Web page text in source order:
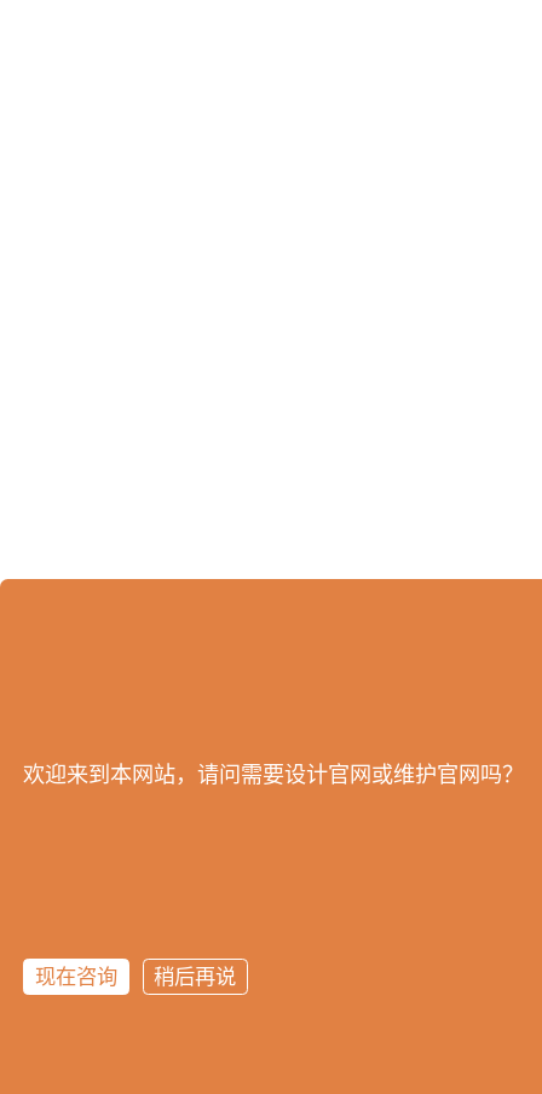
欢迎来到本网站，请问需要设计官网或维护官网吗？
现在咨询 稍后再说